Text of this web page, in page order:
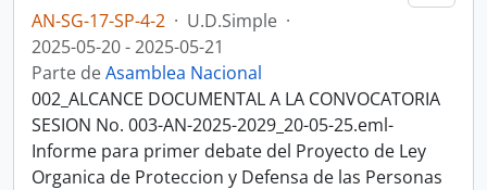
AN-SG-17-SP-4-2 · U.D.Simple ·
2025-05-20 - 2025-05-21
Parte deAsamblea Nacional
002_ALCANCE DOCUMENTAL A LA CONVOCATORIA
SESION No. 003-AN-2025-2029_20-05-25.eml-
Informe para primer debate del Proyecto de Ley
Organica de Proteccion y Defensa de las Personas